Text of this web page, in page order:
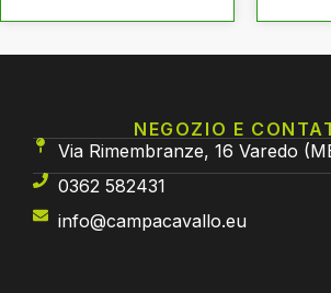
NEGOZIO E
Via Rimembranze, 16 Varedo
0362 582431
info@campacavallo.eu